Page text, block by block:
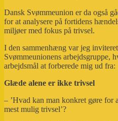
Dansk Svømmeunion er da også
for at analysere på fortidens
miljøer med fokus på trivsel.
I den sammenhæng var jeg
Svømmeunionens arbejdsgruppe,
arbejdsmål at forberede mig ud fra:
Glæde alene er ikke trivsel
– ’Hvad kan man konkret gøre for
mest mulig trivsel’?